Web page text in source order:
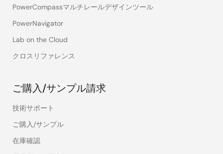
PowerCompassマルチレールデザインツール
PowerNavigator
Lab on the Cloud
クロスリファレンス
ご購入/サンプル請求
技術サポート
ご購入/サンプル
在庫確認